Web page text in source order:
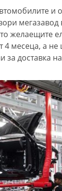
и
мегазавод
желаещите
месеца, а не
за доставка